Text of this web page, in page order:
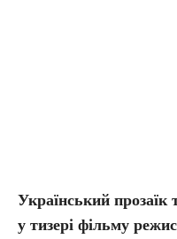
Український прозаїк
у тизері фільму